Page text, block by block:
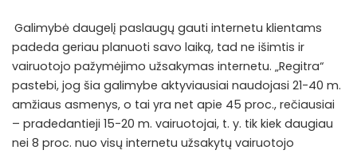
Galimybė daugelį paslaugų gauti internetu klientams
padeda geriau planuoti savo laiką, tad ne išimtis ir
vairuotojo pažymėjimo užsakymas internetu. „Regitra“
pastebi, jog šia galimybe aktyviausiai naudojasi 21-40 m.
amžiaus asmenys, o tai yra net apie 45 proc., rečiausiai
– pradedantieji 15-20 m. vairuotojai, t. y. tik kiek daugiau
nei 8 proc. nuo visų internetu užsakytų vairuotojo